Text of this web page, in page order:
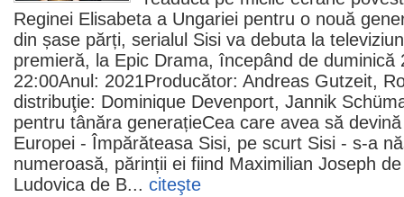
Reginei Elisabeta a Ungariei pentru o nouă
din șase părți, serialul Sisi va debuta la
premieră, la Epic Drama, începând de duminică
22:00Anul: 2021Producător: Andreas Gutzeit,
distribuţie: Dominique Devenport, Jannik
pentru tânăra generațieCea care avea să
Europei - Împărăteasa Sisi, pe scurt Sisi - s-a
numeroasă, părinții ei fiind Maximilian Joseph
Ludovica de B... citeşte